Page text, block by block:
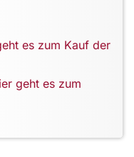
es zum Kauf der
geht es zum